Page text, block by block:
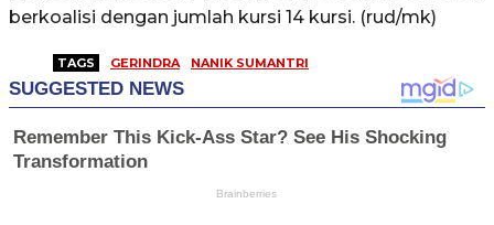
berkoalisi dengan jumlah kursi 14 kursi. (rud/mk)
TAGS GERINDRA NANIK SUMANTRI